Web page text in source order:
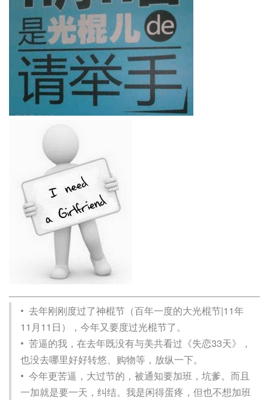
• 去年刚刚度过了神棍节（百年一度的大光棍节|11年
11月11日），今年又要度过光棍节了。
• 苦逼的我，在去年既没有与美共看过《失恋33天》，
也没去哪里好好转悠、购物等，放纵一下。
• 今年更苦逼，大过节的，被通知要加班，坑爹。而且
一加就是要一天，纠结。我是闲得蛋疼，但也不想加班